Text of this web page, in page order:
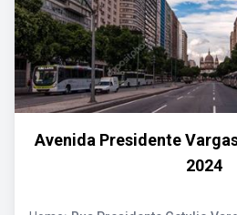
Avenida Presidente
2024